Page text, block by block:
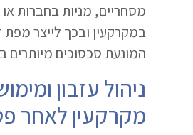
מסחריים, מניות בחברות או
במקרקעין ובכך לייצר מפת
המונעת סכסוכים מיותרים
ניהול עזבון
מקרקעין לאחר